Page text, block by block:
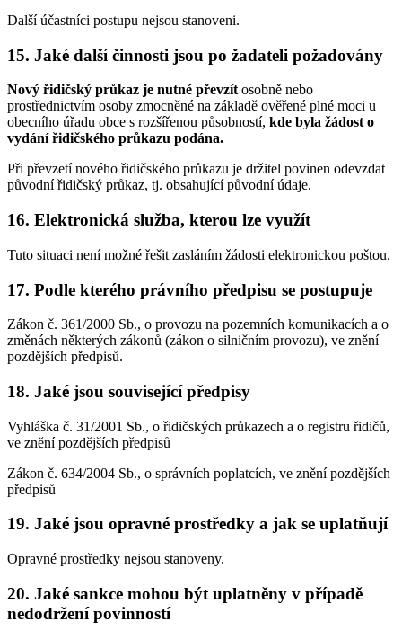
Další účastníci postupu nejsou stanoveni.
15. Jaké další činnosti jsou po žadateli požadovány
Nový řidičský průkaz je nutné převzítosobně nebo
prostřednictvím osoby zmocněné na základě ověřené plné moci u
obecního úřadu obce s rozšířenou působností, kde byla žádost o
vydání řidičského průkazu podána.
Při převzetí nového řidičského průkazu je držitel povinen odevzdat
původní řidičský průkaz, tj. obsahující původní údaje.
16. Elektronická služba, kterou lze využít
Tuto situaci není možné řešit zasláním žádosti elektronickou poštou.
17. Podle kterého právního předpisu se postupuje
Zákon č. 361/2000 Sb., o provozu na pozemních komunikacích a o
změnách některých zákonů (zákon o silničním provozu), ve znění
pozdějších předpisů.
18. Jaké jsou související předpisy
Vyhláška č. 31/2001 Sb., o řidičských průkazech a o registru řidičů,
ve znění pozdějších předpisů
Zákon č. 634/2004 Sb., o správních poplatcích, ve znění pozdějších
předpisů
19. Jaké jsou opravné prostředky a jak se uplatňují
Opravné prostředky nejsou stanoveny.
20. Jaké sankce mohou být uplatněny v případě
nedodržení povinností